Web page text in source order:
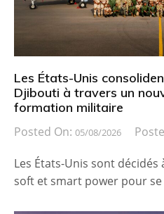
Les États-Unis
Djibouti à travers un
formation militaire
Posted On: 05/08/2026
Les États-Unis sont
soft et smart power pour se